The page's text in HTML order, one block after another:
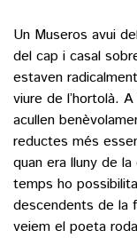
Un Museros avui
del cap i casal
estaven
viure de l’hortolà.
acullen
reductes més
quan era lluny de
temps ho
descendents de la
veiem el poeta